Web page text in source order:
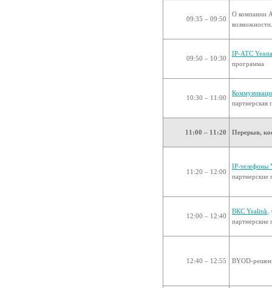
09:35 – 09:50
О компании
09:50 – 10:30
IP-АТС
программа
10:30 – 11:00
партнерская
11:00 – 11:20 Перерыв,
11:20 – 12:00
IP-телефоны
партнерские
12:00 – 12:40
ВКС Yealink
партнерские
12:40 – 12:55 BYOD-